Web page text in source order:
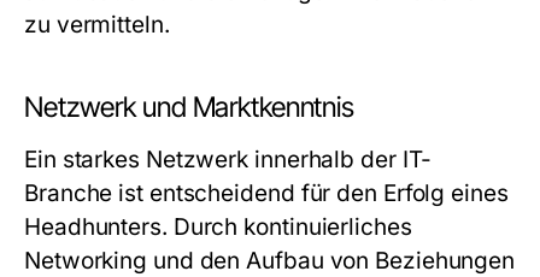
zu vermitteln.
Netzwerk und Marktkenntnis
Ein starkes Netzwerk innerhalb der IT-
Branche ist entscheidend für den Erfolg eines
Headhunters. Durch kontinuierliches
Networking und den Aufbau von Beziehungen